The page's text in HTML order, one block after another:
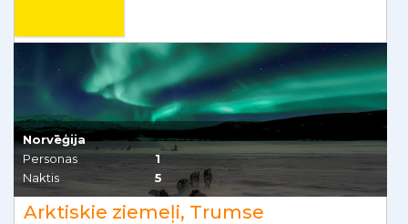
Norvēģija
Personas
1
Naktis
5
Arktiskie ziemeļi, Trumse